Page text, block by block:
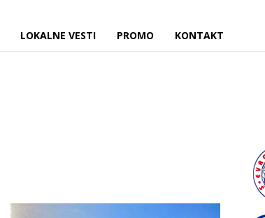
LOKALNE VESTI PROMO KONTAKT